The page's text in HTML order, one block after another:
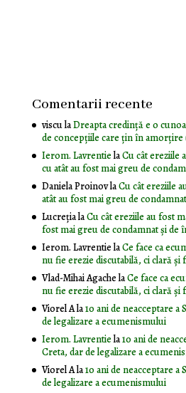
Comentarii recente
visculaDreapta credință e o
de concepțiile care țin în amorțire
Ierom. LavrentielaCu cât ereziile
cu atât au fost mai greu de
Daniela ProinovlaCu cât ereziile
atât au fost mai greu de
LucrețialaCu cât ereziile au fost
fost mai greu de condamnat și de
Ierom. LavrentielaCe face ca
nu fie erezie discutabilă, ci clară și
Vlad-Mihai AgachelaCe face ca
nu fie erezie discutabilă, ci clară și
Viorel Ala10 ani de neacceptare
de legalizare a ecumenismului
Ierom. Lavrentiela10 ani de
Creta, dar de legalizare a
Viorel Ala10 ani de neacceptare
de legalizare a ecumenismului